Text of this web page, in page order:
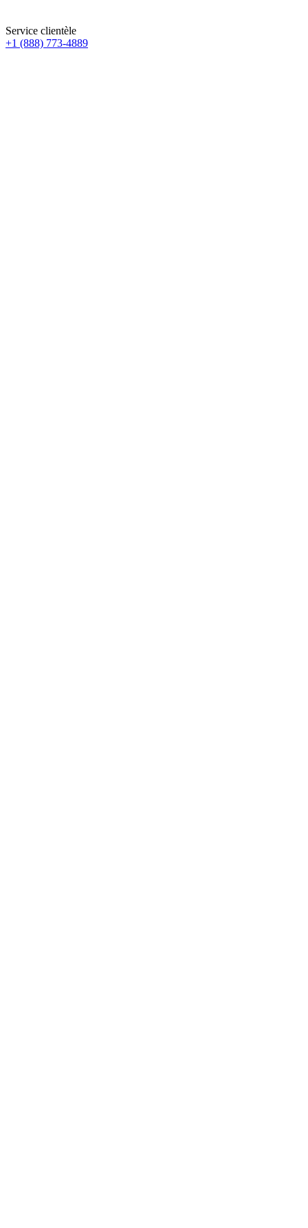
Service clientèle
+1 (888) 773-4889